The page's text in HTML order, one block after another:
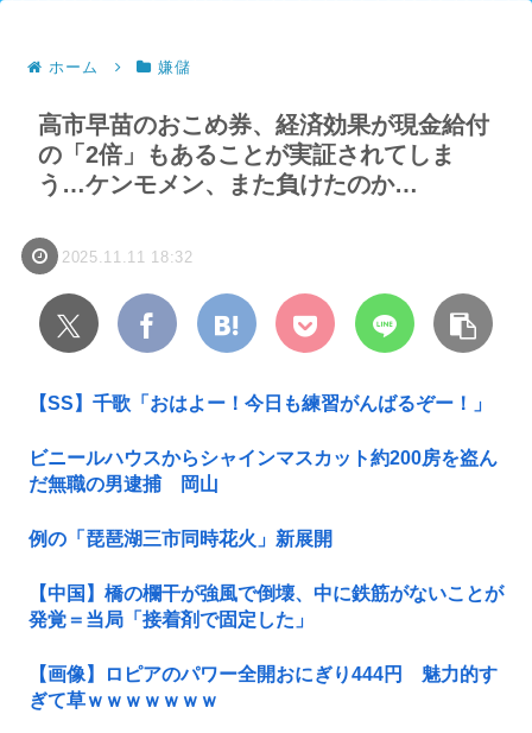
ホーム 嫌儲
高市早苗のおこめ券、経済効果が現金給付
の「2倍」もあることが実証されてしま
う…ケンモメン、また負けたのか…
2025.11.11 18:32
【SS】千歌「おはよー！今日も練習がんばるぞー！」
ビニールハウスからシャインマスカット約200房を盗ん
だ無職の男逮捕 岡山
例の「琵琶湖三市同時花火」新展開
【中国】橋の欄干が強風で倒壊、中に鉄筋がないことが
発覚＝当局「接着剤で固定した」
【画像】ロピアのパワー全開おにぎり444円 魅力的す
ぎて草ｗｗｗｗｗｗｗ